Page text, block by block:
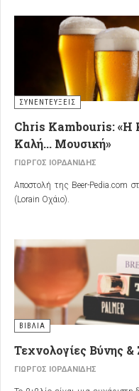
ΣΥΝΕΝΤΕΥΞΕΙΣ
Chris Kambouris: «Η
Καλή... Μουσική»
ΓΙΏΡΓΟΣ ΙΟΡΔΑΝΊΔΗΣ
Αποστολή της Beer-Pedia.com
(Lorain Οχάιο).
ΒΙΒΛΙΑ
Τεχνολογίες Βύνης &
ΓΙΏΡΓΟΣ ΙΟΡΔΑΝΊΔΗΣ